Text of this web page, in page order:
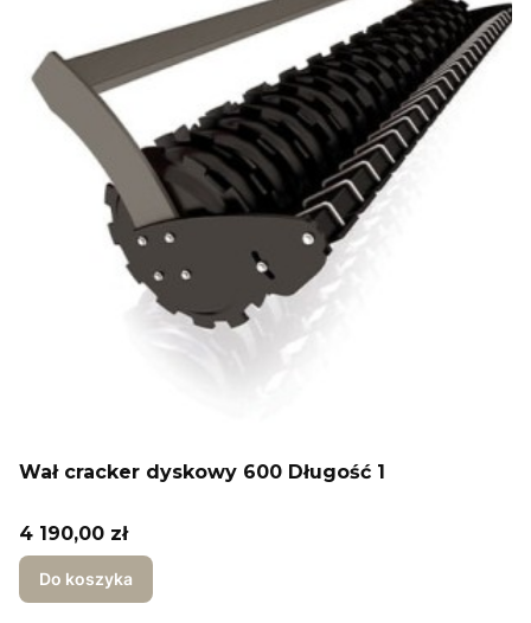
Wał cracker dyskowy 600 Długość 1
Cena
4 190,00 zł
Do koszyka